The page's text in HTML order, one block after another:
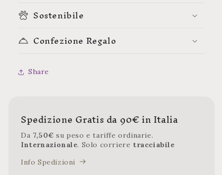
Sostenibile
Confezione Regalo
Share
Spedizione Gratis da 90€ in Italia
Da 7,50€su peso e tariffe ordinarie.
Internazionale. Solo corriere tracciabile
Info Spedizioni